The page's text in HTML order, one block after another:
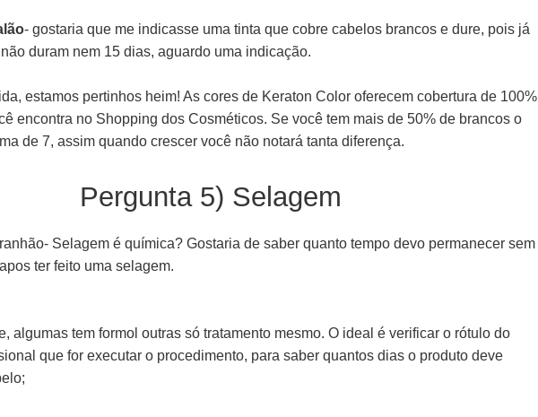
- gostaria que me indicasse uma tinta que cobre cabelos brancos e dure, pois já
duram nem 15 dias, aguardo uma indicação.
estamos pertinhos heim! As cores de Keraton Color oferecem cobertura de 100%
encontra no Shopping dos Cosméticos. Se você tem mais de 50% de brancos o
de 7, assim quando crescer você não notará tanta diferença.
Pergunta 5) Selagem
Selagem é química? Gostaria de saber quanto tempo devo permanecer sem
ter feito uma selagem.
algumas tem formol outras só tratamento mesmo. O ideal é verificar o rótulo do
que for executar o procedimento, para saber quantos dias o produto deve